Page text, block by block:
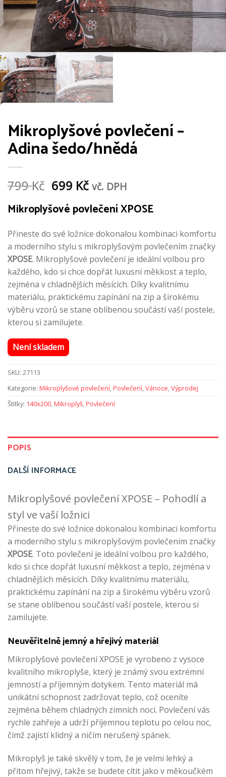
Mikroplyšové povlečení –
Adina šedo/hnědá
799Kč Původní
cena
799 Kč.
699 KčAktuální
cena
699 Kč.
vč. DPH
Mikroplyšové povlečení XPOSE
Přineste do své ložnice dokonalou kombinaci komfortu
a moderního stylu s mikroplyšovým povlečením značky
XPOSE. Mikroplyšové povlečení je ideální volbou pro
každého, kdo si chce dopřát luxusní měkkost a teplo,
zejména v chladnějších měsících. Díky kvalitnímu
materiálu, praktickému zapínání na zip a širokému
výběru vzorů se stane oblíbenou součástí vaší postele,
kterou si zamilujete.
Není skladem
SKU: 27113
Kategorie: Mikroplyšové povlečení,Povlečení,Vánoce,Výprodej
Štítky: 140x200,Mikroplyš,Povlečení
POPIS
DALŠÍ INFORMACE
Mikroplyšové povlečení XPOSE – Pohodlí a
styl ve vaší ložnici
Přineste do své ložnice dokonalou kombinaci komfortu
a moderního stylu s mikroplyšovým povlečením značky
XPOSE. Toto povlečení je ideální volbou pro každého,
kdo si chce dopřát luxusní měkkost a teplo, zejména v
chladnějších měsících. Díky kvalitnímu materiálu,
praktickému zapínání na zip a širokému výběru vzorů
se stane oblíbenou součástí vaší postele, kterou si
zamilujete.
Neuvěřitelně jemný a hřejivý materiál
Mikroplyšové povlečení XPOSE je vyrobeno z vysoce
kvalitního mikroplyše, který je známý svou extrémní
jemností a příjemným dotykem. Tento materiál má
unikátní schopnost zadržovat teplo, což oceníte
zejména během chladných zimních nocí. Povlečení vás
rychle zahřeje a udrží příjemnou teplotu po celou noc,
čímž zajistí klidný a ničím nerušený spánek.
Mikroplyš je také skvělý v tom, že je velmi lehký a
přitom hřejivý, takže se budete cítit jako v měkoučkém